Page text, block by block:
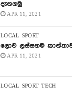
දැනගමු
APR 11, 2021
LOCAL SPORT
ලොව ලස්සනම
APR 11, 2021
LOCAL SPORT TECH